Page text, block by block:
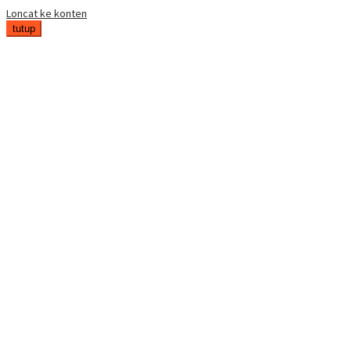
Loncat ke konten
tutup